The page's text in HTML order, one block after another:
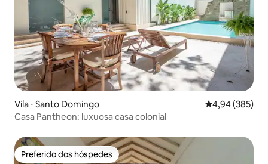
Vila ⋅ Santo Domingo 4,94 de uma
4,94 (385)
Casa Pantheon: luxuosa casa colonial
Preferido dos hóspedes
Preferido dos hóspedes